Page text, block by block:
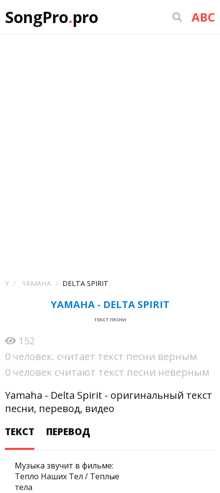
SongPro.pro ABC
Y YAMAHA DELTA SPIRIT
YAMAHA - DELTA SPIRIT
ТЕКСТ ПЕСНИ
152
0 человек. считает текст песни верным
0 человек считают текст песни неверным
Yamaha - Delta Spirit - оригинальный текст
песни, перевод, видео
ТЕКСТ
ПЕРЕВОД
Музыка звучит в фильме:
Тепло Наших Тел / Теплые
тела